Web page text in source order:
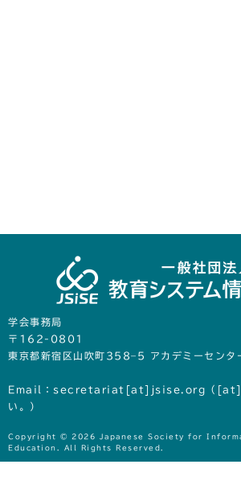
学会事務局
〒162-0801
東京都新宿区山吹町358‒5 アカデミーセンタ
Email：secretariat[at]jsise.org（[at]を
い。）
Copyright © 2026 Japanese Society for
Education. All Rights Reserved.